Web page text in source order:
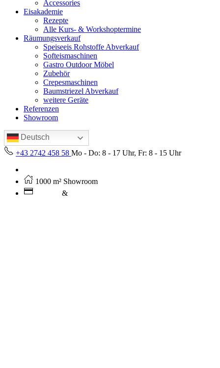
Accessories
Eisakademie
Rezepte
Alle Kurs- & Workshoptermine
Räumungsverkauf
Speiseeis Rohstoffe Abverkauf
Softeismaschinen
Gastro Outdoor Möbel
Zubehör
Crepesmaschinen
Baumstriezel Abverkauf
weitere Geräte
Referenzen
Showroom
Deutsch
+43 2742 458 58 Mo - Do: 8 - 17 Uhr, Fr: 8 - 15 Uhr
1000 m² Showroom
&